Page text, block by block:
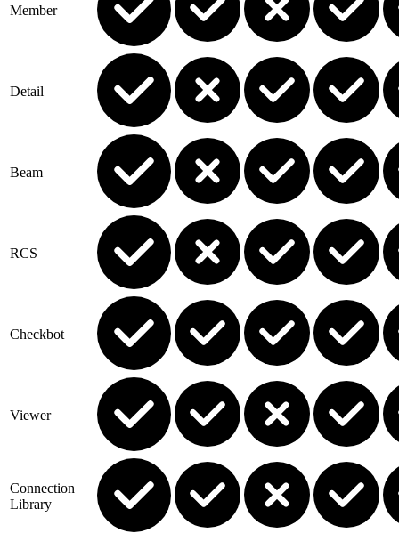
Member
Detail
Beam
RCS
Checkbot
Viewer
Connection
Library